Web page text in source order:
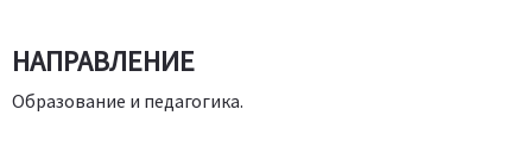
НАПРАВЛЕНИЕ
Образование и педагогика.